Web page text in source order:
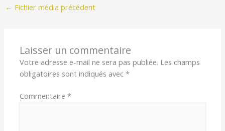
← Fichier média précédent
Laisser un commentaire
Votre adresse e-mail ne sera pas publiée. Les champs
obligatoires sont indiqués avec*
Commentaire*